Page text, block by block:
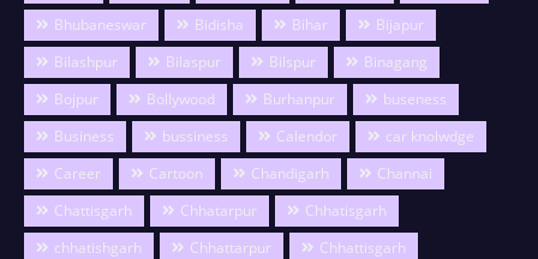
Bhubaneswar
Bidisha Bihar
Bijapur
Bilashpur
Bilaspur Bilspur
Binagang
Bojpur
Bollywood Burhanpur
buseness
Business
bussiness Calendor
car knolwdge
Career
Cartoon Chandigarh
Channai
Chattisgarh
Chhatarpur
Chhatisgarh
chhatishgarh
Chhattarpur
Chhattisgarh